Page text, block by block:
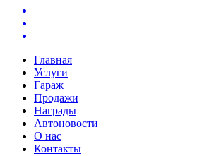
Главная
Услуги
Гараж
Продажи
Награды
Автоновости
О нас
Контакты